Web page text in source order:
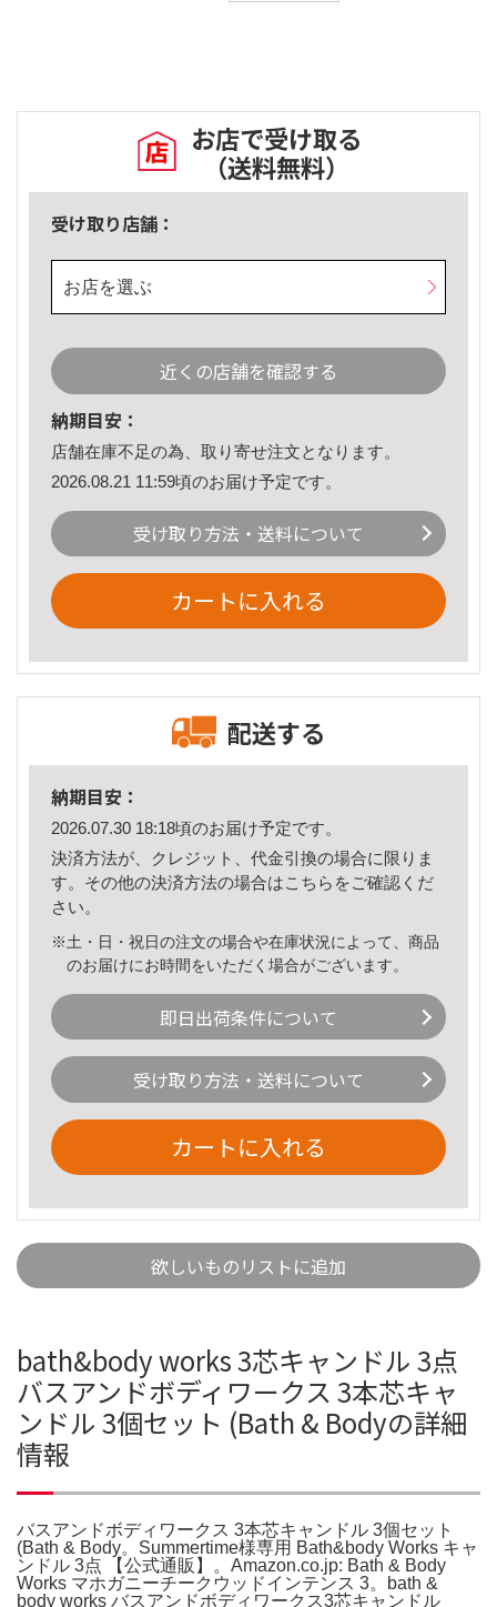
お店で受け取る
（送料無料）
受け取り店舗：
お店を選ぶ
近くの店舗を確認する
納期目安：
店舗在庫不足の為、取り寄せ注文となります。
2026.08.21 11:59頃のお届け予定です。
受け取り方法・送料について
カートに入れる
配送する
納期目安：
2026.07.30 18:18頃のお届け予定です。
決済方法が、クレジット、代金引換の場合に限りま
す。その他の決済方法の場合はこちら をご確認くだ
さい。
※土・日・祝日の注文の場合や在庫状況によって、商品
のお届けにお時間をいただく場合がございます。
即日出荷条件について
受け取り方法・送料について
カートに入れる
欲しいものリストに追加
bath&body works 3芯キャンドル 3点
バスアンドボディワークス 3本芯キャ
ンドル 3個セット (Bath & Bodyの詳細
情報
バスアンドボディワークス 3本芯キャンドル 3個セット
(Bath & Body。Summertime様専用 Bath&body Works キャ
ンドル 3点 【公式通販】。Amazon.co.jp: Bath & Body
Works マホガニーチークウッドインテンス 3。bath &
body works バスアンドボディワークス3芯キャンドル